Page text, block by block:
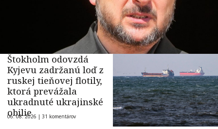
Štokholm odovzdá
Kyjevu zadržanú loď z
ruskej tieňovej flotily,
ktorá prevážala
ukradnuté ukrajinské
obilie
06. 08. 2026 | 31 komentárov